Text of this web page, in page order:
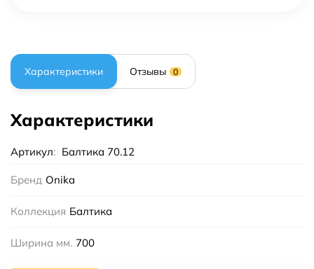
Характеристики Отзывы 0
Характеристики
Артикул: Балтика 70.12
Бренд Onika
Коллекция Балтика
Ширина мм. 700